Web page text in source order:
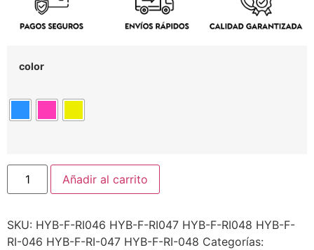
color
Añadir al carrito
SKU: HYB-F-RI046 HYB-F-RI047 HYB-F-RI048 HYB-F-
RI-046 HYB-F-RI-047 HYB-F-RI-048 Categorías: